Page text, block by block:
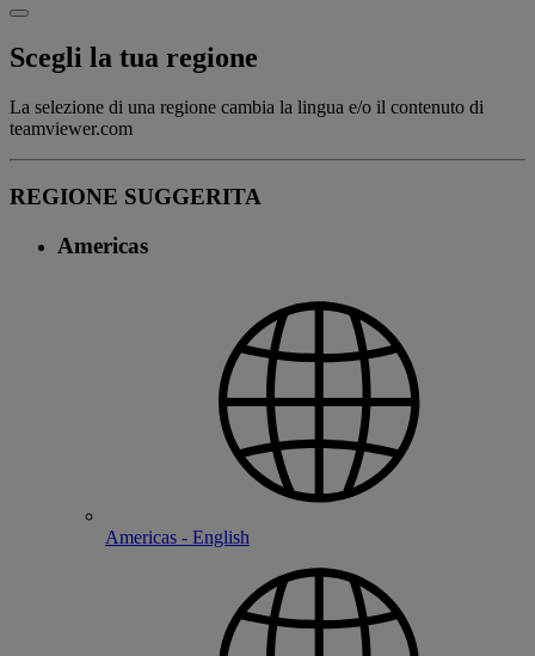
Scegli la tua regione
La selezione di una regione cambia la lingua e/o il contenuto di
teamviewer.com
REGIONE SUGGERITA
Americas
Americas - English